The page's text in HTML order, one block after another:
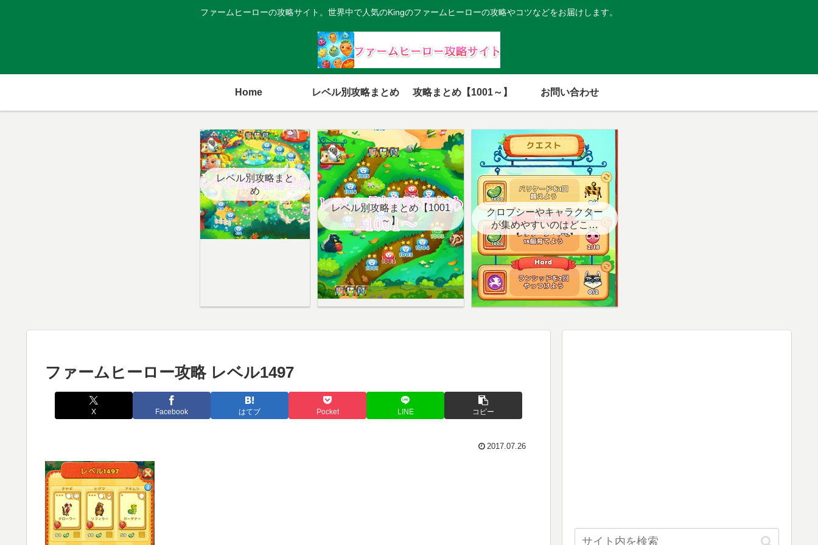
ファームヒーローの攻略サイト。世界中で人気のKingのファームヒーローの攻略やコツなどをお届けします。
Home レベル別攻略まとめ 攻略まとめ【1001～】 お問い合わせ
レベル別攻略まと
め
レベル別攻略まとめ【1001
～】
クロプシーやキャラクター
が集めやすいのはどこ？
【クエスト用】
ファームヒーロー攻略 レベル1497
X Facebook はてブ Pocket LINE コピー
2017.07.26